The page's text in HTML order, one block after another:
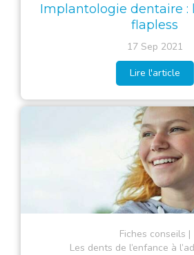
Implantologie dentaire :
flapless
17 Sep 2021
Lire l'article
Fiches conseils
Les dents de l’enfance à